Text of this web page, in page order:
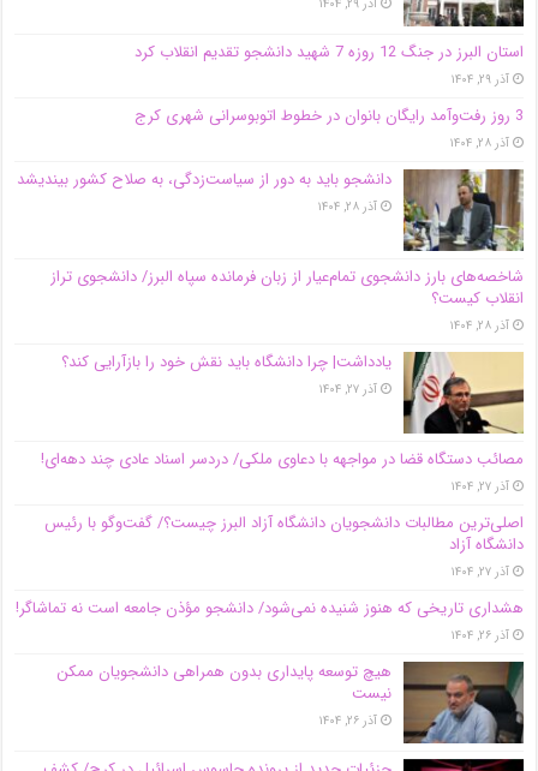
استان البرز در جنگ 12 روزه 7 شهید دانشجو تقدیم انقلاب کرد
آذر ۲۹, ۱۴۰۴
3 روز رفت‌وآمد رایگان بانوان در خطوط اتوبوسرانی شهری کرج
آذر ۲۸, ۱۴۰۴
دانشجو باید به دور از سیاست‌زدگی، به صلاح کشور بیندیشد
آذر ۲۸, ۱۴۰۴
شاخصه‌های بارز دانشجوی تمام‌عیار از زبان فرمانده سپاه البرز/ دانشجوی تراز
انقلاب کیست؟
آذر ۲۸, ۱۴۰۴
یادداشت| چرا دانشگاه باید نقش خود را بازآرایی کند؟
آذر ۲۷, ۱۴۰۴
مصائب دستگاه قضا در مواجهه با دعاوی ملکی/ دردسر اسناد عادی چند‌ دهه‌ای!
آذر ۲۷, ۱۴۰۴
اصلی‌ترین مطالبات دانشجویان دانشگاه آزاد البرز چیست؟/ گفت‌وگو با رئیس
دانشگاه آز‌اد
آذر ۲۷, ۱۴۰۴
هشداری تاریخی که هنوز شنیده نمی‌شود/ دانشجو مؤذن جامعه است نه تماشاگر!
آذر ۲۶, ۱۴۰۴
هیچ توسعه پایداری بدون همراهی دانشجویان ممکن
نیست
آذر ۲۶, ۱۴۰۴